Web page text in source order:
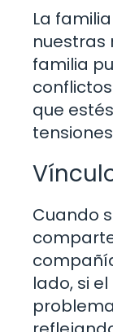
La
nuestras
familia
que
Cuando
lado, si